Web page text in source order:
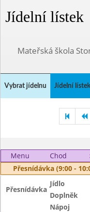
Jídelní lístek
Mateřská škola
Vybrat jídelnu Jídelní lístek
Menu Chod
Přesnídávka (9:00 -
Přesnídávka
Jídlo
Doplněk
Nápoj